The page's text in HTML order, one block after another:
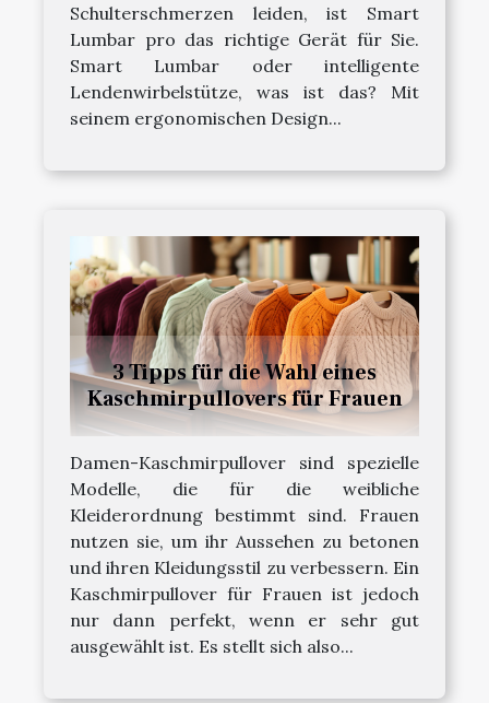
Schulterschmerzen leiden, ist Smart
Lumbar pro das richtige Gerät für Sie.
Smart Lumbar oder intelligente
Lendenwirbelstütze, was ist das? Mit
seinem ergonomischen Design...
3 Tipps für die Wahl eines
Kaschmirpullovers für Frauen
Damen-Kaschmirpullover sind spezielle
Modelle, die für die weibliche
Kleiderordnung bestimmt sind. Frauen
nutzen sie, um ihr Aussehen zu betonen
und ihren Kleidungsstil zu verbessern. Ein
Kaschmirpullover für Frauen ist jedoch
nur dann perfekt, wenn er sehr gut
ausgewählt ist. Es stellt sich also...